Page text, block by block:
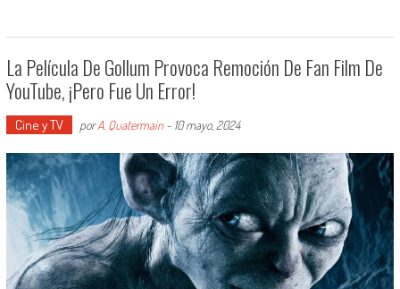
La Película De Gollum Provoca Remoción De Fan Film De
YouTube, ¡pero Fue Un Error!
Cine y TV porA. Quatermain- 10 mayo, 2024